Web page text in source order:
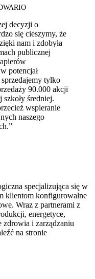
decyzji o
się cieszymy, że
nam i zdobyła
publicznej
potencjał
tylko
90.000 akcji
średniej.
wspieranie
naszego
specjalizująca się w
klientom konfigurowalne
Wraz z partnerami z
energetyce,
i zarządzaniu
na stronie